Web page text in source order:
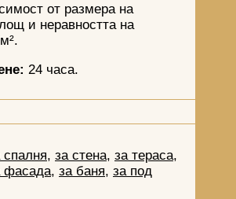
от размера на
и неравността на
24 часа.
спалня, за стена, за тераса,
фасада, за баня, за под